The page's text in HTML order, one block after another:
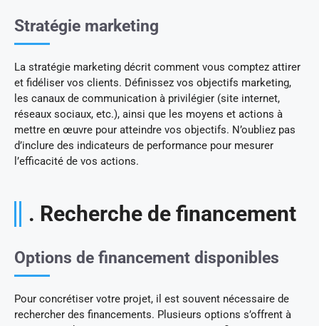
Stratégie marketing
La stratégie marketing décrit comment vous comptez attirer
et fidéliser vos clients. Définissez vos objectifs marketing,
les canaux de communication à privilégier (site internet,
réseaux sociaux, etc.), ainsi que les moyens et actions à
mettre en œuvre pour atteindre vos objectifs. N’oubliez pas
d’inclure des indicateurs de performance pour mesurer
l’efficacité de vos actions.
. Recherche de financement
Options de financement disponibles
Pour concrétiser votre projet, il est souvent nécessaire de
rechercher des financements. Plusieurs options s’offrent à